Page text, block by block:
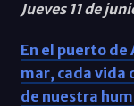
Jueves 11 de
En el puerto
mar, cada vida
de nuestra